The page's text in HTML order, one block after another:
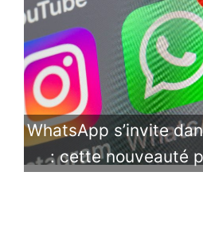
WhatsApp s’invite
: cette nouveauté